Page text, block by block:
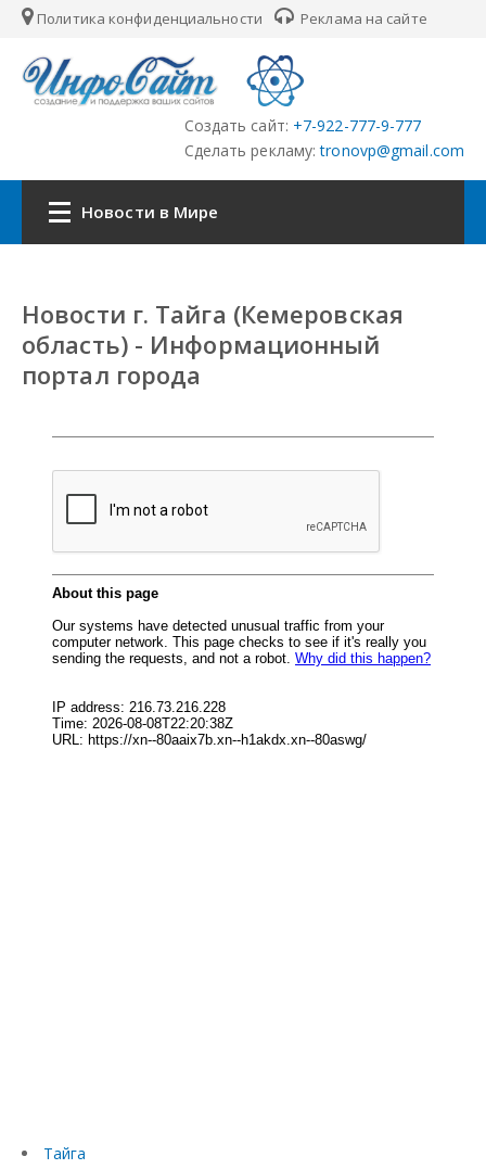
Политика конфиденциальности Реклама на сайте
Создать сайт: +7-922-777-9-777
Сделать рекламу: tronovp@gmail.com
Новости в Мире
ЦФО
ПФО
СФО
СКФО
ДФО
ЮФО
Новости г. Тайга (Кемеровская
область) - Информационный
портал города
Тайга